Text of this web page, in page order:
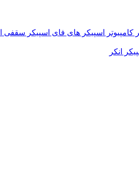
کامپیوتر اسپیکر های فای اسپیکر سقفی
انکر